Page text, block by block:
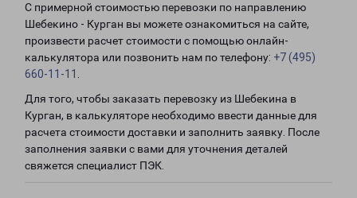
С примерной стоимостью перевозки по направлению
Шебекино - Курган вы можете ознакомиться на сайте,
произвести расчет стоимости с помощью онлайн-
калькулятора или позвонить нам по телефону: +7 (495)
660-11-11
Для того, чтобы заказать перевозку из Шебекина в
Курган, в калькуляторе необходимо ввести данные для
расчета стоимости доставки и заполнить заявку. После
заполнения заявки с вами для уточнения деталей
свяжется специалист ПЭК.